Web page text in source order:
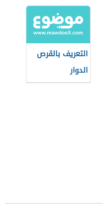
التعريف بالقرص
الدوار